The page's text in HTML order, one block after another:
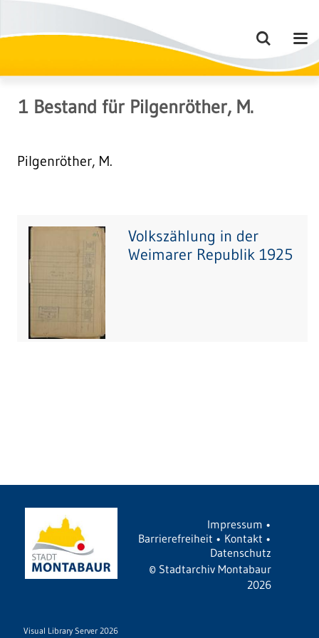
1 Bestand für Pilgenröther, M.
Pilgenröther, M.
Volkszählung in der
Weimarer Republik 1925
Impressum •
Barrierefreiheit • Kontakt •
Datenschutz
© Stadtarchiv Montabaur
2026
Visual Library Server 2026